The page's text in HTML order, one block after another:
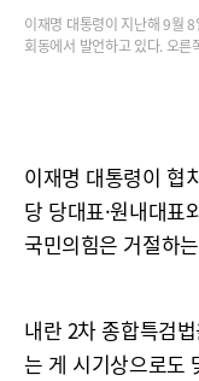
이재명 대통령이 지난해 9월
회동에서 발언하고 있다. 오
이재명 대통령이 협
당 당대표·원내대표
국민의힘은 거절하
내란 2차 종합특검
는 게 시기상으로도